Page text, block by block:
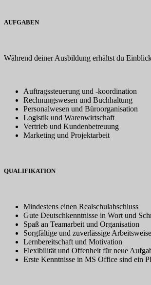
AUFGABEN
Während deiner Ausbildung erhältst du
Auftragssteuerung und -koordination
Rechnungswesen und Buchhaltung
Personalwesen und Büroorganisation
Logistik und Warenwirtschaft
Vertrieb und Kundenbetreuung
Marketing und Projektarbeit
QUALIFIKATION
Mindestens einen Realschulabschluss
Gute Deutschkenntnisse in Wort und
Spaß an Teamarbeit und Organisation
Sorgfältige und zuverlässige Arbeitsweise
Lernbereitschaft und Motivation
Flexibilität und Offenheit für neue
Erste Kenntnisse in MS Office sind ein